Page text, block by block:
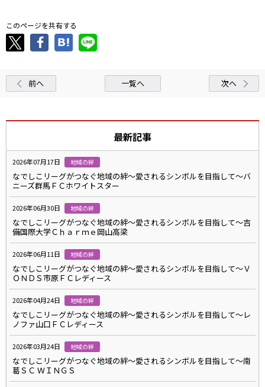
このページを共有する
前へ 一覧へ 次へ
最新記事
2026年07月17日 地域の絆
なでしこリーグがつなぐ地域の絆～愛されるシンボルを目指して～バ
ニーズ群馬ＦＣホワイトスター
2026年06月30日 地域の絆
なでしこリーグがつなぐ地域の絆～愛されるシンボルを目指して～吉
備国際大学Ｃｈａｒｍｅ岡山高梁
2026年06月11日 地域の絆
なでしこリーグがつなぐ地域の絆～愛されるシンボルを目指して～Ｖ
ＯＮＤＳ市原ＦＣレディース
2026年04月24日 地域の絆
なでしこリーグがつなぐ地域の絆～愛されるシンボルを目指して～レ
ノファ山口ＦＣレディース
2026年03月24日 地域の絆
なでしこリーグがつなぐ地域の絆～愛されるシンボルを目指して～南
葛ＳＣ ＷＩＮＧＳ